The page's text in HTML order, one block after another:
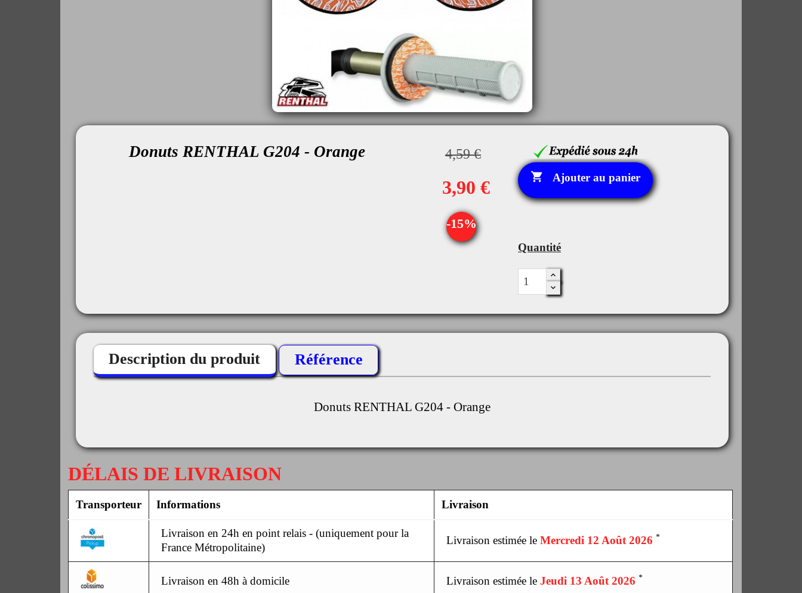
Donuts RENTHAL G204 - Orange 4,59 €
3,90 €
-15%
 Ajouter au panier
Quantité
Description du produit Référence
Donuts RENTHAL G204 - Orange
DÉLAIS DE LIVRAISON
Transporteur Informations Livraison
Livraison en 24h en point relais - (uniquement pour la
France Métropolitaine)
Livraison estimée le Mercredi 12 Août 2026 *
Livraison en 48h à domicile Livraison estimée le Jeudi 13 Août 2026 *